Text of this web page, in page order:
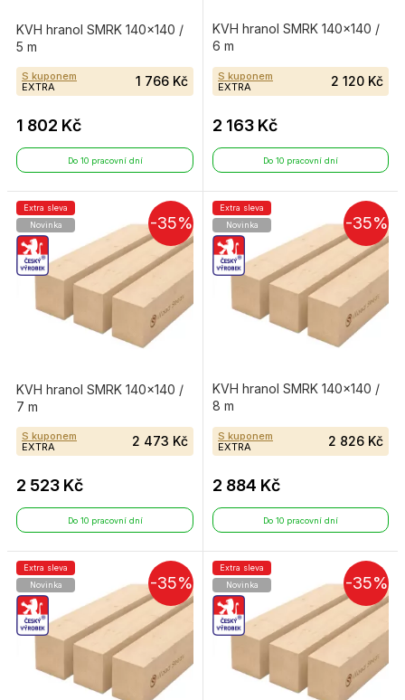
KVH hranol SMRK 140×140 /
5 m
S kuponem
EXTRA
1 766 Kč
1 802 Kč
Do 10 pracovní dní
KVH hranol SMRK 140×140 /
6 m
S kuponem
EXTRA
2 120 Kč
2 163 Kč
Do 10 pracovní dní
-35%
Extra sleva
Novinka
KVH hranol SMRK 140×140 /
7 m
S kuponem
EXTRA
2 473 Kč
2 523 Kč
Do 10 pracovní dní
-35%
Extra sleva
Novinka
KVH hranol SMRK 140×140 /
8 m
S kuponem
EXTRA
2 826 Kč
2 884 Kč
Do 10 pracovní dní
-35%
Extra sleva
Novinka
-35%
Extra sleva
Novinka